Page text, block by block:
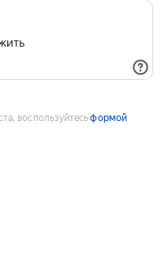
воспользуйтесьформой